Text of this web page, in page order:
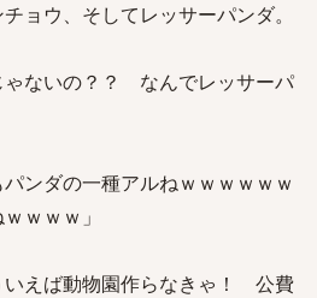
ョウ、そしてレッサーパンダ。
ないの？？ なんでレッサーパ
ンダの一種アルねｗｗｗｗｗｗ
ｗｗｗ」
いえば動物園作らなきゃ！ 公費